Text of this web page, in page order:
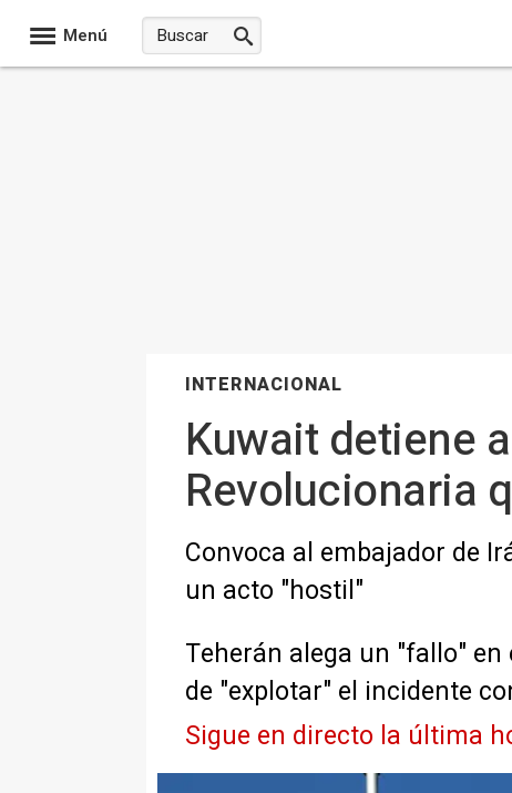
Menú
INTERNACIONAL
Kuwait detiene
Revolucionaria
Convoca al embajador de
un acto "hostil"
Teherán alega un "fallo"
de "explotar" el incidente
Sigue en directo la última